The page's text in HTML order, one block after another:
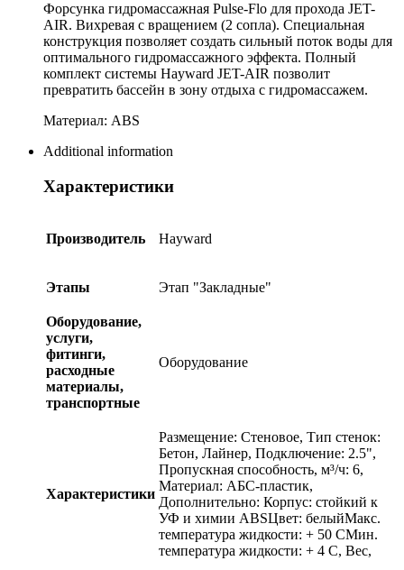
Форсунка гидромасcажная Pulse-Flo для прохода JET-
AIR. Вихревая с вращением (2 сопла). Специальная
конструкция позволяет создать сильный поток воды для
оптимального гидромассажного эффекта. Полный
комплект системы Hayward JET-AIR позволит
превратить бассейн в зону отдыха с гидромассажем.
Материал: ABS
Additional information
Характеристики
Производитель Hayward
Этапы Этап "Закладные"
Оборудование,
услуги,
фитинги,
расходные
материалы,
транспортные
Оборудование
Характеристики
Размещение: Стеновое, Тип стенок:
Бетон, Лайнер, Подключение: 2.5",
Пропускная способность, м³/ч: 6,
Материал: АБС-пластик,
Дополнительно: Корпус: стойкий к
УФ и химии ABSЦвет: белыйМакс.
температура жидкости: + 50 СМин.
температура жидкости: + 4 С, Вес,